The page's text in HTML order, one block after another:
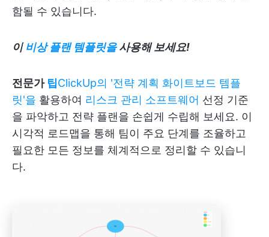
함될 수 있습니다.
이비상 플랜 템플릿을사용해 보세요!
전문가 팁ClickUp의 '전략 계획 화이트보드 템플
릿'을 활용하여 리스크 관리 소프트웨어 선정 기준
을 파악하고 전략 플랜을 손쉽게 수립해 보세요. 이
시각적 로드맵을 통해 팀이 주요 단계를 조율하고
필요한 모든 정보를 체계적으로 정리할 수 있습니
다.